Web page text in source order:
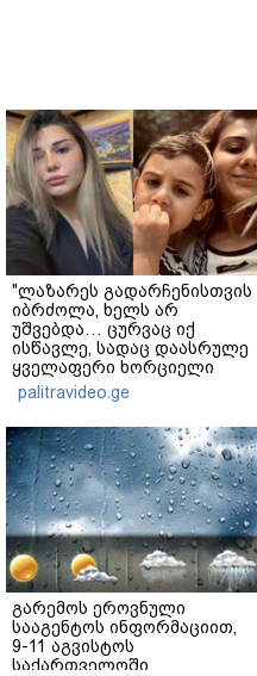
"ლაზარეს გადარჩენისთვის
იბრძოლა, ხელს არ
უშვებდა… ცურვაც იქ
ისწავლე, სადაც დაასრულე
ყველაფერი ხორციელი
ცხოვრებიდან" – რას წერს
ხობში დაღუპული დედა-
შვილის ახლობელი?
palitravideo.ge
გარემოს ეროვნული
სააგენტოს ინფორმაციით,
9-11 აგვისტოს
საქართველოში